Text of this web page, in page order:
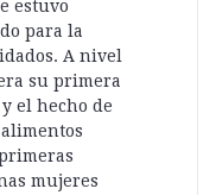
estuvo
para la
A nivel
su primera
el hecho de
mujeres